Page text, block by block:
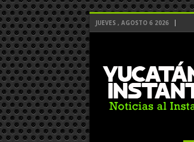
JUEVES , AGOSTO 6 2026